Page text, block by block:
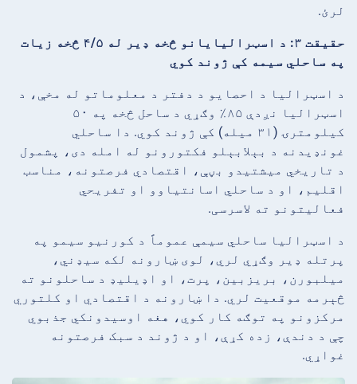
لرئ.
حقیقت ۳: د اسټرالیایانو څخه ډیر له ۴/۵ څخه زیات
په ساحلي سیمه کې ژوند کوي
د اسټرالیا د احصایو د دفتر د معلوماتو له مخې، د
اسټرالیا نږدې ۸۵٪ وګړي د ساحل څخه په ۵۰
کیلومترۍ (۳۱ میله) کې ژوند کوي. دا ساحلي
غونډیدنه د بېلابېلو فکتورونو له امله دی، پشمول
د تاریخي میشتیدو بڼې، اقتصادي فرصتونه، مناسب
اقلیم، او د ساحلي اسانتیاوو او تفریحي
فعالیتونو ته لاسرسی.
د اسټرالیا ساحلي سیمې عموماً د کورنیو سیمو په
پرتله ډیر وګړي لري، لوی ښارونه لکه سیډني،
میلبورن، بریزبین، پرت، او اډیلیډ د ساحلونو ته
څېرمه موقعیت لري. دا ښارونه د اقتصادي او کلتوري
مرکزونو په توګه کار کوي، هغه اوسیدونکي جذبوي
چې د دندې، زده کړې، او د ژوند د سبک فرصتونه
غواړي.